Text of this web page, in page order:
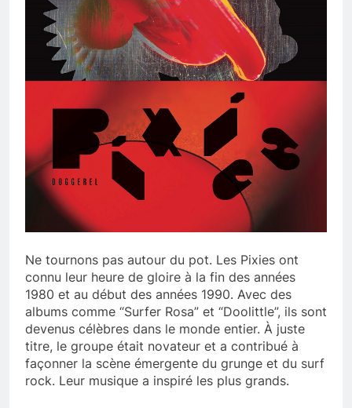
Ne tournons pas autour du pot. Les Pixies ont
connu leur heure de gloire à la fin des années
1980 et au début des années 1990. Avec des
albums comme “Surfer Rosa” et “Doolittle”, ils sont
devenus célèbres dans le monde entier. À juste
titre, le groupe était novateur et a contribué à
façonner la scène émergente du grunge et du surf
rock. Leur musique a inspiré les plus grands.